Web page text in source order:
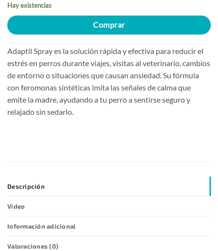
Hay existencias
Comprar
Adaptil Spray es la solución rápida y efectiva para reducir el
estrés en perros durante viajes, visitas al veterinario, cambios
de entorno o situaciones que causan ansiedad. Su fórmula
con feromonas sintéticas imita las señales de calma que
emite la madre, ayudando a tu perro a sentirse seguro y
relajado sin sedarlo.
Descripción
Vídeo
Información adicional
Valoraciones (0)